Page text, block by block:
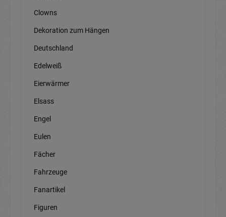
Clowns
Dekoration zum Hängen
Deutschland
Edelweiß
Eierwärmer
Elsass
Engel
Eulen
Fächer
Fahrzeuge
Fanartikel
Figuren